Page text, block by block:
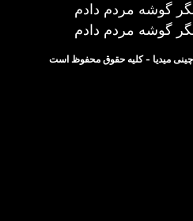
گوشه مردم دادم
گوشه مردم دادم